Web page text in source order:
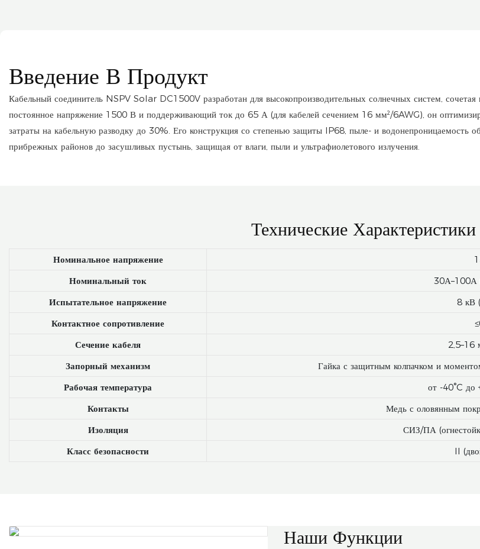
Введение В Продукт
Кабельный соединитель NSPV Solar DC1500V разработан для высокопроизводительных солнечных систем,
постоянное напряжение 1500 В и поддерживающий ток до 65 А (для кабелей сечением 16 мм²/6AWG), он
затраты на кабельную разводку до 30%. Его конструкция со степенью защиты IP68, пыле- и водонепроницаемость
прибрежных районов до засушливых пустынь, защищая от влаги, пыли и ультрафиолетового излучения.
Технические
Номинальное напряжение
Номинальный ток
30А–100А
Испытательное напряжение
8 кВ
Контактное сопротивление
Сечение кабеля
2,5–16
Запорный механизм
Гайка с защитным колпачком и
Рабочая температура
от -40°C до
Контакты
Медь с оловянным
Изоляция
СИЗ/ПА
Класс безопасности
II
Наши Функции